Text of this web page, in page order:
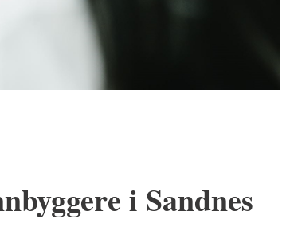
i Sandnes